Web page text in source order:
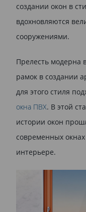
создании окон в
вдохновляются
сооружениями.
Прелесть модерна
рамок в создании
для этого стиля
окна ПВХ. В этой
истории окон
современных
интерьере.